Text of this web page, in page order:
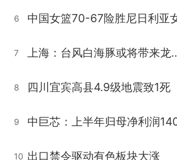
6
7 上海：台风
8 四川宜宾高县4.9级地震致1死
9
10 出口禁令驱动有色板块大涨